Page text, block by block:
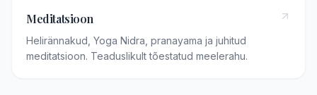
Meditatsioon
Helirännakud, Yoga Nidra, pranayama ja juhitud
meditatsioon. Teaduslikult tõestatud meelerahu.